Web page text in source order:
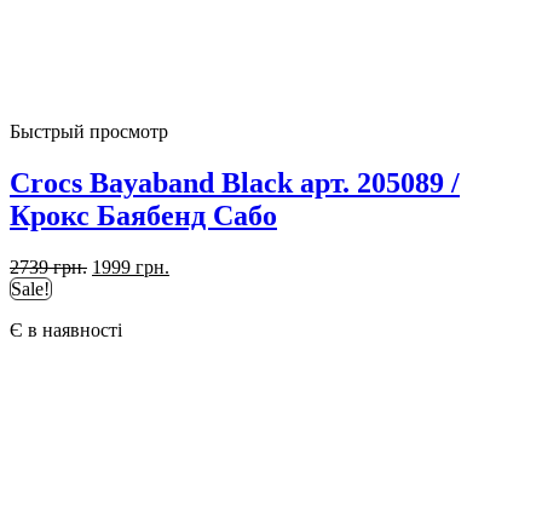
Быстрый просмотр
Crocs Bayaband Black арт. 205089 /
Крокс Баябенд Сабо
2739грн. Первоначальная
2739 грн..
1999 грн.
Sale!
Є в наявності